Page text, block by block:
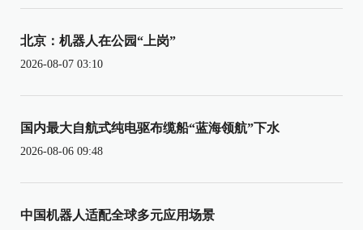
北京：机器人在公园“上岗”
2026-08-07 03:10
国内最大自航式纯电驱布缆船“蓝海领航”下水
2026-08-06 09:48
中国机器人适配全球多元应用场景